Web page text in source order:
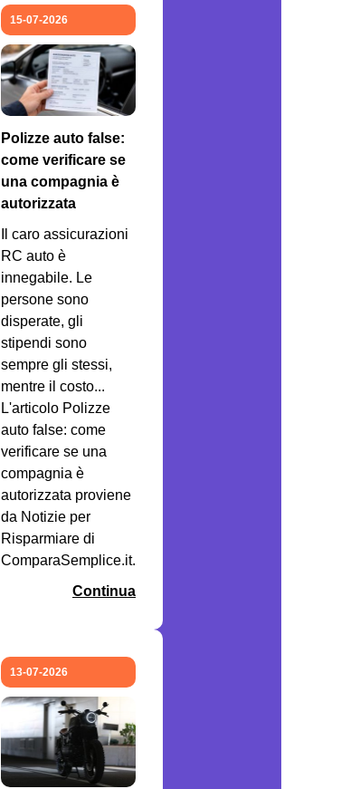
15-07-2026
Polizze auto false:
come verificare se
una compagnia è
autorizzata
Il caro assicurazioni
RC auto è
innegabile. Le
persone sono
disperate, gli
stipendi sono
sempre gli stessi,
mentre il costo...
L'articolo Polizze
auto false: come
verificare se una
compagnia è
autorizzata proviene
da Notizie per
Risparmiare di
ComparaSemplice.it.
Continua
13-07-2026